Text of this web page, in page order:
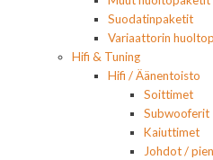
Suodatinpaketit
Variaattorin
Hifi & Tuning
Hifi / Äänentoisto
Soittimet
Subwooferit
Kaiuttimet
Johdot /